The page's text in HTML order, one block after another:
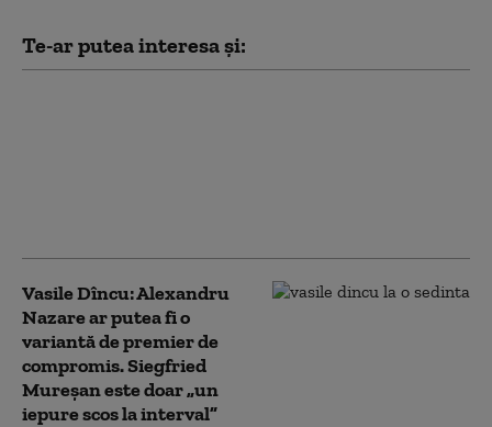
Te-ar putea interesa și:
Vasile Dîncu: Alexandru
Nazare ar putea fi o
variantă de premier de
compromis. Siegfried
Mureșan este doar „un
iepure scos la interval”